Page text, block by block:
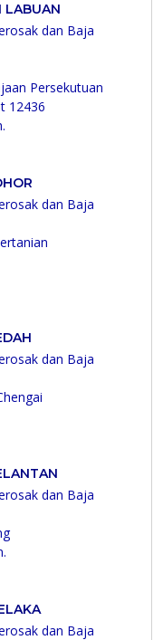
LABUAN
dan Baja
Persekutuan
12436
dan Baja
dan Baja
dan Baja
dan Baja